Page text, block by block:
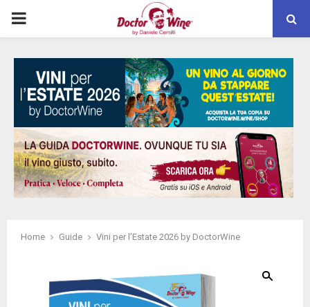
PRIMARY
MENU
Home Guide Vini per l’Estate 2026 by DoctorWine